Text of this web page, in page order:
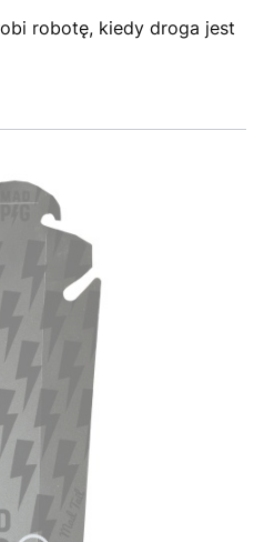
robotę, kiedy droga jest